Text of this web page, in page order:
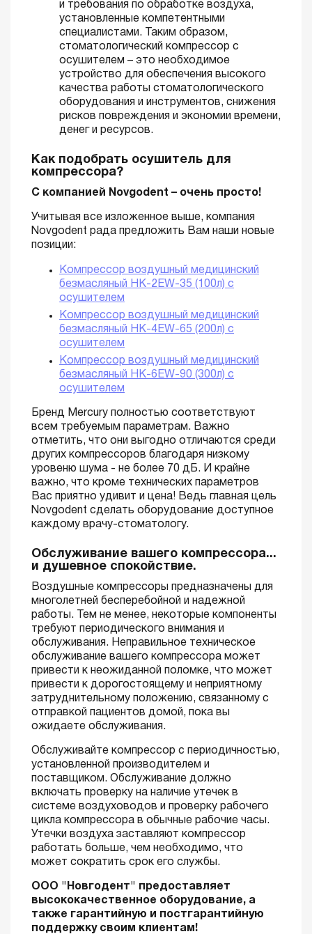
и требования по обработке воздуха,
установленные компетентными
специалистами. Таким образом,
стоматологический компрессор с
осушителем – это необходимое
устройство для обеспечения высокого
качества работы стоматологического
оборудования и инструментов, снижения
рисков повреждения и экономии времени,
денег и ресурсов.
Как подобрать осушитель для
компрессора?
С компанией Novgodent – очень просто!
Учитывая все изложенное выше, компания
Novgodent рада предложить Вам наши новые
позиции:
Компрессор воздушный медицинский
безмасляный HK-2EW-35 (100л) с
осушителем
Компрессор воздушный медицинский
безмасляный HK-4EW-65 (200л) с
осушителем
Компрессор воздушный медицинский
безмасляный HK-6EW-90 (300л) с
осушителем
Бренд Mercury полностью соответствуют
всем требуемым параметрам. Важно
отметить, что они выгодно отличаются среди
других компрессоров благодаря низкому
уровеню шума - не более 70 дБ. И крайне
важно, что кроме технических параметров
Вас приятно удивит и цена! Ведь главная цель
Novgodent сделать оборудование доступное
каждому врачу-стоматологу.
Обслуживание вашего компрессора...
и душевное спокойствие.
Воздушные компрессоры предназначены для
многолетней бесперебойной и надежной
работы. Тем не менее, некоторые компоненты
требуют периодического внимания и
обслуживания. Неправильное техническое
обслуживание вашего компрессора может
привести к неожиданной поломке, что может
привести к дорогостоящему и неприятному
затруднительному положению, связанному с
отправкой пациентов домой, пока вы
ожидаете обслуживания.
Обслуживайте компрессор с периодичностью,
установленной производителем и
поставщиком. Обслуживание должно
включать проверку на наличие утечек в
системе воздуховодов и проверку рабочего
цикла компрессора в обычные рабочие часы.
Утечки воздуха заставляют компрессор
работать больше, чем необходимо, что
может сократить срок его службы.
OOO "Новгодент" предоставляет
высококачественное оборудование, а
также гарантийную и постгарантийную
поддержку своим клиентам!